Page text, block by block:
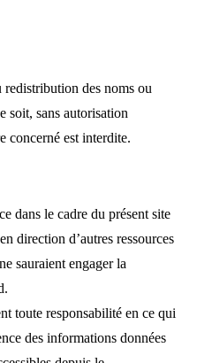
des noms ou
soit, sans autorisation
concerné est interdite.
dans le cadre du présent site
direction d’autres ressources
sauraient engager la
toute responsabilité en ce qui
des informations données